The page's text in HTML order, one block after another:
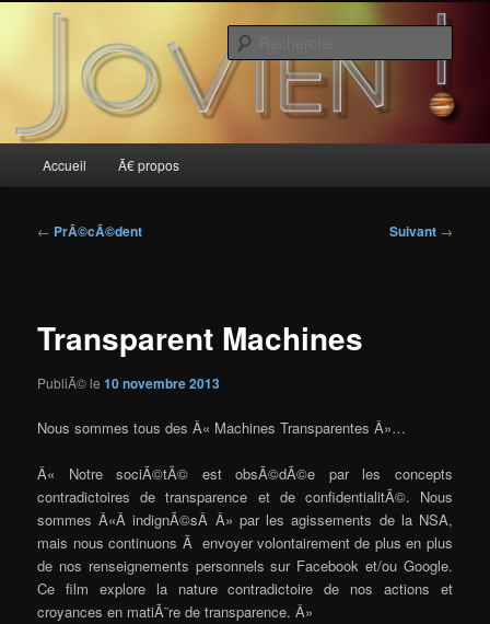
Jovien
principal
Accueil Ã€ propos
Navigation
← PrÃ©cÃ©dent Suivant →
Transparent Machines
PubliÃ© le10 novembre 2013
Nous sommes tous des Â« Machines Transparentes Â»…
Â« Notre sociÃ©tÃ© est obsÃ©dÃ©e par les concepts
contradictoires de transparence et de confidentialitÃ©. Nous
sommes Â«Â indignÃ©sÂ Â» par les agissements de la NSA,
mais nous continuons Ã envoyer volontairement de plus en plus
de nos renseignements personnels sur Facebook et/ou Google.
Ce film explore la nature contradictoire de nos actions et
croyances en matiÃ¨re de transparence. Â»